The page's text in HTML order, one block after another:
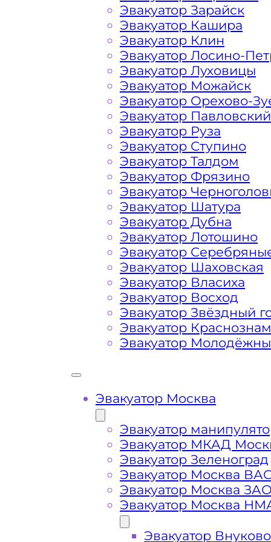
На стоимость эвакуации
Габариты, вес и тип
Заказанный эвакуатор
платформой
Маршрут от места вызова
города Шаховской
Затрудняющие факторы –
передач (АКПП)
Сложная эвакуация при аварии,
Буксировка автомобиля из
Эвакуатор Зарайск
Эвакуатор Кашира
Эвакуатор Клин
Эвакуатор Лосино-
Эвакуатор Луховицы
Эвакуатор Можайск
Эвакуатор Орехово-
Эвакуатор
Эвакуатор Руза
Эвакуатор Ступино
Эвакуатор Талдом
Эвакуатор Фрязино
Эвакуатор
Эвакуатор Шатура
Эвакуатор Дубна
Эвакуатор Лотошино
Эвакуатор
Эвакуатор Шаховская
Эвакуатор Власиха
Эвакуатор Восход
Эвакуатор Звёздный
Эвакуатор
Эвакуатор
Эвакуатор Москва
Эвакуатор
Эвакуатор МКАД
Эвакуатор Зеленоград
Эвакуатор Москва
Эвакуатор Москва
Эвакуатор Москва
Эвакуатор Внуково